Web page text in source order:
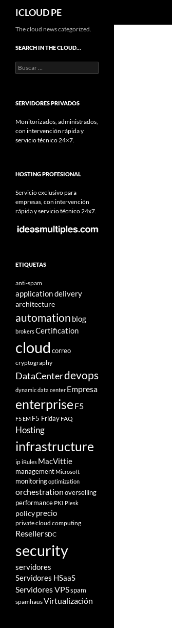
Saltar
contenido
ICLOUD PE
The cloud news categorized.
SEARCH IN THE CLOUD…
Buscar:
SERVIDORES PRIVADOS
Monitorizados, administrados,
con intervención rápida y
servicio técnico 24×7.
HOSTING PROFESIONAL
Servicio exclusivo para
empresas, con intervención
rápida y servicio técnico 24x7.
ETIQUETAS
anti-spam
application delivery
architecture
automation blog
brokersCertification
cloud correo
cryptography
DataCenterdevops
dynamic data center Empresa
enterprise F5
F5 EM F5 Friday FAQ
Hosting
infrastructure
ipiRules MacVittie
management Microsoft
monitoringoptimization
orchestrationoverselling
performance PKI Plesk
policyprecio
private cloud computing
ResellerSDC
security
servidores
Servidores HSaaS
Servidores VPSspam
spamhausVirtualización